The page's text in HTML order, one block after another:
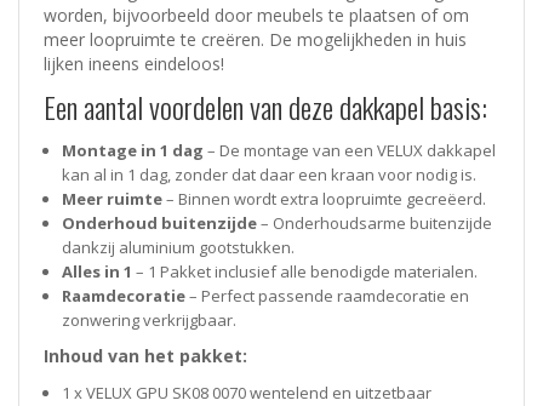
worden, bijvoorbeeld door meubels te plaatsen of om
meer loopruimte te creëren. De mogelijkheden in huis
lijken ineens eindeloos!
Een aantal voordelen van deze dakkapel basis:
Montage in 1 dag – De montage van een VELUX dakkapel
kan al in 1 dag, zonder dat daar een kraan voor nodig is.
Meer ruimte– Binnen wordt extra loopruimte gecreëerd.
Onderhoud buitenzijde– Onderhoudsarme buitenzijde
dankzij aluminium gootstukken.
Alles in 1 – 1 Pakket inclusief alle benodigde materialen.
Raamdecoratie– Perfect passende raamdecoratie en
zonwering verkrijgbaar.
Inhoud van het pakket:
1 x VELUX GPU SK08 0070 wentelend en uitzetbaar